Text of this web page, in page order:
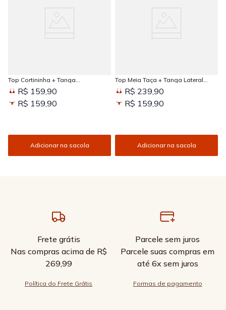
Top Cortininha + Tanga
Amarradinha Estampada Sun
KissedR$ 159,90
R$ 159,90
Adicionar na sacola
Top Meia Taça + Tanga Lateral
Larga Estampada Sun Kissed
R$ 239,90
R$ 159,90
Adicionar na sacola
Frete grátis
Nas compras acima de R$
269,99
Política do Frete Grátis
Parcele sem juros
Parcele suas compras em
até 6x sem juros
Formas de pagamento